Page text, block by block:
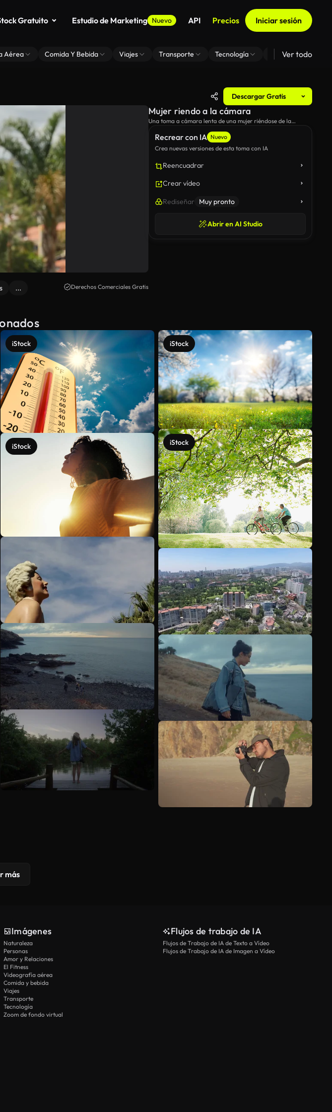
Gratuito Estudio de Marketing Nuevo API Precios Iniciar sesión
Aérea Comida Y Bebida Viajes Transporte Tecnología Zoom De Fondo
Ver todo
Descargar Gratis
... Derechos Comerciales Gratis
Recrear con IA Nuevo
Crea nuevas versiones de esta toma con IA
Reencuadrar
Crear vídeo
Rediseñar Muy pronto
Abrir en AI Studio
Mujer riendo a la cámara
Una toma a cámara lenta de una mujer riéndose de la
iStock
iStock
iStock
iStock
Ver más
más
Imágenes
Naturaleza
Personas
Amor y Relaciones
El Fitness
Videografía aérea
Comida y bebida
Viajes
Transporte
Tecnología
Zoom de fondo virtual
Flujos de trabajo de IA
Flujos de Trabajo de IA de Texto a Vídeo
Flujos de Trabajo de IA de Imagen a Vídeo